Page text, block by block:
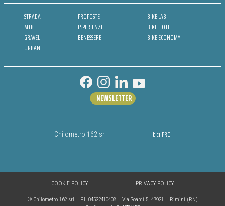
STRADA
MTB
GRAVEL
URBAN
PROPOSTE
ESPERIENZE
BENESSERE
BIKE LAB
BIKE HOTEL
BIKE ECONOMY
Chilometro 162 srl bici.PRO
NEWSLETTER
© Chilometro 162 srl – P.I. 04522410408 – Via Soardi 5, 47921 – Rimini (RN)
COOKIE POLICY PRIVACY POLICY